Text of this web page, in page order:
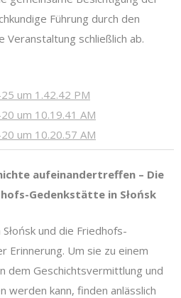
Führung durch den
schließlich ab.
aufeinandertreffen – Die
Gedenkstätte in Słońsk
und die Friedhofs-
Erinnerung. Um sie zu einem
dem Geschichtsvermittlung und
werden kann, finden anlässlich